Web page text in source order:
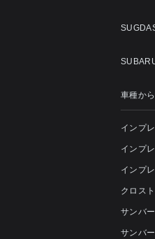
車種か
インプ
インプ
インプ
クロス
サンバ
サンバ